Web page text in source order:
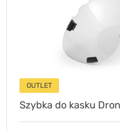
OUTLET
Szybka do kasku